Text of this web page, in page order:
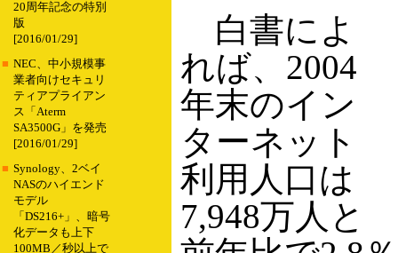
20周年記念の特別
版
[2016/01/29]
■ NEC、中小規模事
業者向けセキュリ
ティアプライアン
ス「Aterm
SA3500G」を発売
[2016/01/29]
■ Synology、2ベイ
NASのハイエンド
モデル
「DS216+」、暗号
化データも上下
100MB／秒以上で
白書によ
れば、2004
年末のイン
ターネット
利用人口は
7,948万人と